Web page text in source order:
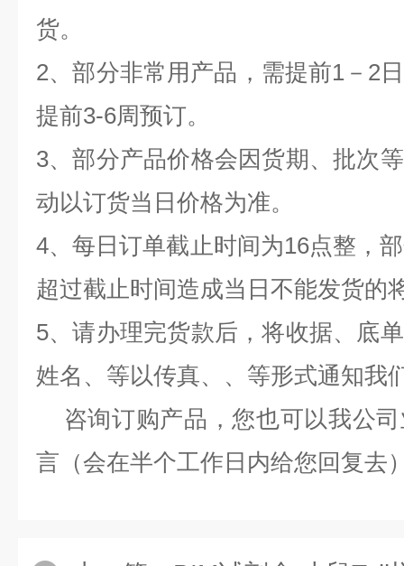
货。
2、部分非常用产品，需提前1－2
提前3-6周预订。
3、部分产品价格会因货期、批次
动以订货当日价格为准。
4、每日订单截止时间为16点整，
超过截止时间造成当日不能发货的
5、请办理完货款后，将收据、底
姓名、等以传真、、等形式通知我
咨询订购产品，您也可以我公
言（会在半个工作日内给您回复去